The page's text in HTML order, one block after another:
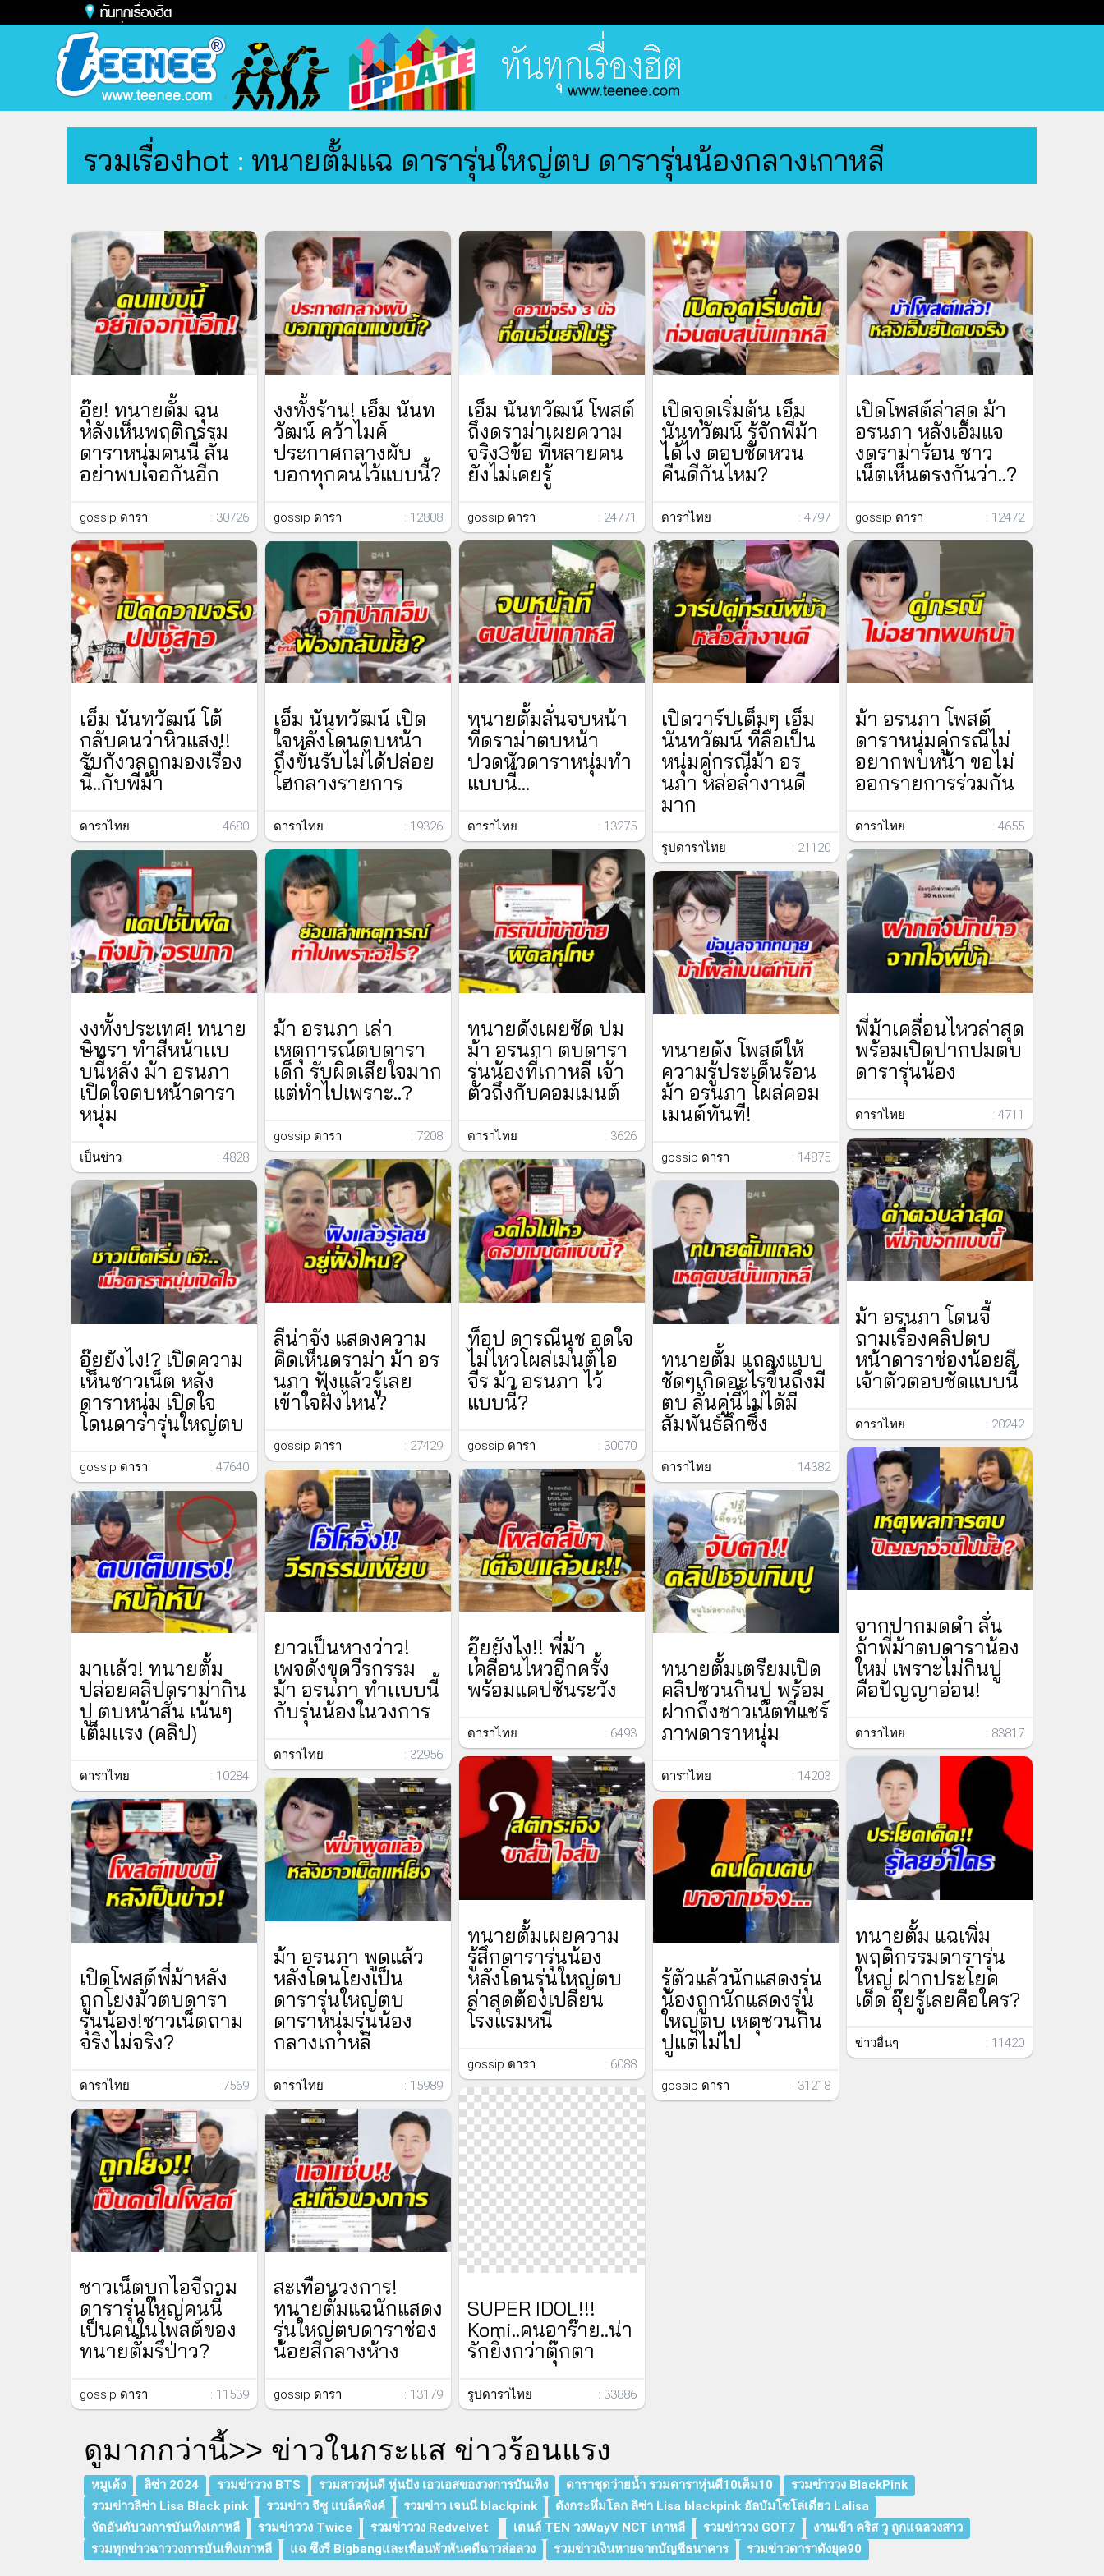
รวมเรื่องhot : ทนายตั้มแฉ ดารารุ่นใหญ่ตบ ดารารุ่นน้องกลางเกาหลี
อุ๊ย! ทนายตั้ม ฉุน
หลังเห็นพฤติกรรม
ดาราหนุ่มคนนี้ ลั่น
อย่าพบเจอกันอีก
gossip ดารา : 30726
เอ็ม นันทวัฒน์ โต้
กลับคนว่าหิวแสง!!
รับกังวลถูกมองเรื่อง
นี้..กับพี่ม้า
ดาราไทย : 4680
งงทั้งประเทศ! ทนาย
ษิทรา ทำสีหน้าเเบ
บนี้หลัง ม้า อรนภา
เปิดใจตบหน้าดารา
หนุ่ม
เป็นข่าว : 4828
อุ๊ยยังไง!? เปิดความ
เห็นชาวเน็ต หลัง
ดาราหนุ่ม เปิดใจ
โดนดารารุ่นใหญ่ตบ
gossip ดารา : 47640
มาเเล้ว! ทนายตั้ม
ปล่อยคลิปดราม่ากิน
ปู ตบหน้าสั่น เน้นๆ
เต็มเเรง (คลิป)
ดาราไทย : 10284
เปิดโพสต์พี่ม้าหลัง
ถูกโยงมั่วตบดารา
รุ่นน้อง!ชาวเน็ตถาม
จริงไม่จริง?
ดาราไทย : 7569
ชาวเน็ตบุกไอจีถาม
ดารารุ่นใหญ่คนนี้
เป็นคนในโพสต์ของ
ทนายตั้มรึป่าว?
gossip ดารา : 11539
งงทั้งร้าน! เอ็ม นันท
วัฒน์ คว้าไมค์
ประกาศกลางผับ
บอกทุกคนไว้แบบนี้?
gossip ดารา : 12808
เอ็ม นันทวัฒน์ เปิด
ใจหลังโดนตบหน้า
ถึงขั้นรับไม่ได้ปล่อย
โฮกลางรายการ
ดาราไทย : 19326
ม้า อรนภา เล่า
เหตุการณ์ตบดารา
เด็ก รับผิดเสียใจมาก
แต่ทำไปเพราะ..?
gossip ดารา : 7208
ลีน่าจัง แสดงความ
คิดเห็นดราม่า ม้า อร
นภา ฟังแล้วรู้เลย
เข้าใจฝั่งไหน?
gossip ดารา : 27429
ยาวเป็นหางว่าว!
เพจดังขุดวีรกรรม
ม้า อรนภา ทำเเบบนี้
กับรุ่นน้องในวงการ
ดาราไทย : 32956
ม้า อรนภา พูดแล้ว
หลังโดนโยงเป็น
ดารารุ่นใหญ่ตบ
ดาราหนุ่มรุ่นน้อง
กลางเกาหลี
ดาราไทย : 15989
สะเทือนวงการ!
ทนายตั้มแฉนักแสดง
รุ่นใหญ่ตบดาราช่อง
น้อยสีกลางห้าง
gossip ดารา : 13179
เอ็ม นันทวัฒน์ โพสต์
ถึงดราม่าเผยความ
จริง3ข้อ ที่หลายคน
ยังไม่เคยรู้
gossip ดารา : 24771
ทนายตั้มลั่นจบหน้า
ที่ดราม่าตบหน้า
ปวดหัวดาราหนุ่มทำ
แบบนี้...
ดาราไทย : 13275
ทนายดังเผยชัด ปม
ม้า อรนภา ตบดารา
รุ่นน้องที่เกาหลี เจ้า
ตัวถึงกับคอมเมนต์
ดาราไทย : 3626
ท็อป ดารณีนุช อดใจ
ไม่ไหวโผล่เมนต์ไอ
จีร ม้า อรนภา ไว้
แบบนี้?
gossip ดารา : 30070
อุ๊ยยังไง!! พี่ม้า
เคลื่อนไหวอีกครั้ง
พร้อมแคปชั่นระวัง
ดาราไทย : 6493
ทนายตั้มเผยความ
รู้สึกดารารุ่นน้อง
หลังโดนรุ่นใหญ่ตบ
ล่าสุดต้องเปลี่ยน
โรงแรมหนี
gossip ดารา : 6088
SUPER IDOL!!!
Komi..คนอาร๊าย..น่า
รักยิ่งกว่าตุ๊กตา
รูปดาราไทย : 33886
เปิดจุดเริ่มต้น เอ็ม
นันทวัฒน์ รู้จักพี่ม้า
ได้ไง ตอบชัดหวน
คืนดีกันไหม?
ดาราไทย : 4797
เปิดวาร์ปเต็มๆ เอ็ม
นันทวัฒน์ ที่ลือเป็น
หนุ่มคู่กรณีม้า อร
นภา หล่อล่ำงานดี
มาก
รูปดาราไทย : 21120
ทนายดัง โพสต์ให้
ความรู้ประเด็นร้อน
ม้า อรนภา โผล่คอม
เมนต์ทันที!
gossip ดารา : 14875
ทนายตั้ม แถลงแบบ
ชัดๆเกิดอะไรขึ้นถึงมี
ตบ ลั่นคู่นี้ไม่ได้มี
สัมพันธ์ลึกซึ้ง
ดาราไทย : 14382
ทนายตั้มเตรียมเปิด
คลิปชวนกินปู พร้อม
ฝากถึงชาวเน็ตที่แชร์
ภาพดาราหนุ่ม
ดาราไทย : 14203
รู้ตัวแล้วนักแสดงรุ่น
น้องถูกนักแสดงรุ่น
ใหญ่ตบ เหตุชวนกิน
ปูแต่ไม่ไป
gossip ดารา : 31218
เปิดโพสต์ล่าสุด ม้า
อรนภา หลังเอ็มแจ
งดราม่าร้อน ชาว
เน็ตเห็นตรงกันว่า..?
gossip ดารา : 12472
ม้า อรนภา โพสต์
ดาราหนุ่มคู่กรณีไม่
อยากพบหน้า ขอไม่
ออกรายการร่วมกัน
ดาราไทย : 4655
พี่ม้าเคลื่อนไหวล่าสุด
พร้อมเปิดปากปมตบ
ดารารุ่นน้อง
ดาราไทย : 4711
ม้า อรนภา โดนจี้
ถามเรื่องคลิปตบ
หน้าดาราช่องน้อยสี
เจ้าตัวตอบชัดแบบนี้
ดาราไทย : 20242
จากปากมดดำ ลั่น
ถ้าพี่ม้าตบดาราน้อง
ใหม่ เพราะไม่กินปู
คือปัญญาอ่อน!
ดาราไทย : 83817
ทนายตั้ม แฉเพิ่ม
พฤติกรรมดารารุ่น
ใหญ่ ฝากประโยค
เด็ด อุ๊ยรู้เลยคือใคร?
ข่าวอื่นๆ : 11420
ดูมากกว่านี้>> ข่าวในกระแส ข่าวร้อนแรง
หมูเด้ง ลิซ่า 2024 รวมข่าววง BTS รวมสาวหุ่นดี หุ่นปัง เอวเอสของวงการบันเทิง ดาราชุดว่ายน้ำ รวมดาราหุ่นดี10เต็ม10
รวมข่าววง BlackPink
รวมข่าวลิซ่า Lisa Black pink
รวมข่าว จีซู แบล็คพิงค์ รวมข่าว เจนนี่ blackpink
ดังกระหึ่มโลก ลิซ่า Lisa blackpink อัลบัมโซโล่เดี่ยว Lalisa
จัดอันดับวงการบันเทิงเกาหลี
รวมข่าววง Twice รวมข่าววง Redvelvet เตนล์ TEN วงWayV NCT เกาหลี รวมข่าววง GOT7
งานเข้า คริส วู ถูกแฉลวงสาว
รวมทุกข่าวฉาววงการบันเทิงเกาหลี
แฉ ซึงรี Bigbangและเพื่อนพัวพันคดีฉาวล่อลวง รวมข่าวเงินหายจากบัญชีธนาคาร รวมข่าวดาราดังยุค90